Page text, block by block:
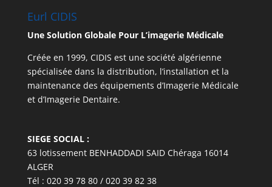
Eurl CIDIS
Une Solution Globale Pour L’imagerie Médicale
Créée en 1999, CIDIS est une société algérienne
spécialisée dans la distribution, l’installation et la
maintenance des équipements d’Imagerie Médicale
et d’Imagerie Dentaire.
SIEGE SOCIAL :
63 lotissement BENHADDADI SAID Chéraga 16014
ALGER
Tél : 020 39 78 80 / 020 39 82 38